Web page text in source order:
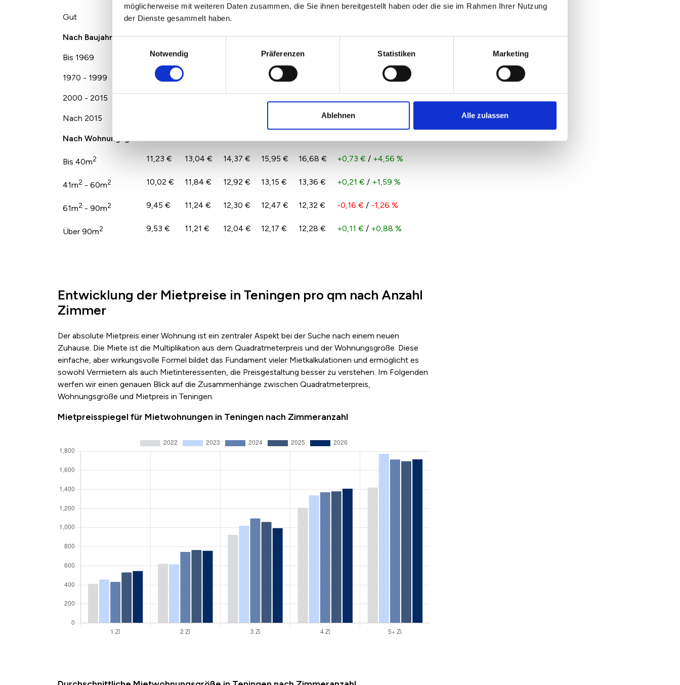
möglicherweise mit weiteren Daten zusammen, die Sie ihnen bereitgestellt haben oder die sie im Rahmen Ihrer Nutzung
der Dienste gesammelt haben.
Notwendig
Präferenzen Statistiken Marketing
Ablehnen Alle zulassen
Gut 11,63 € 13,39 € 15,05 €
Nach Baujahr
Bis 1969 10,06 € 11,33 € 12,55 € 12,63 € +0,67 %
1970 - 1999 9,54 € 12,24 € +0,06 %
2000 - 2015
Nach 2015 14,40 € +0,22 €
Nach Wohnungsgröße
Bis 40m2 11,23 € 13,04 € 14,37 € 15,95 € 16,68 € +0,73 € / +4,56 %
41m2 - 60m2 10,02 € 11,84 € 12,92 € 13,15 € 13,36 € +0,21 € / +1,59 %
61m2 - 90m2 9,45 € 11,24 € 12,30 € 12,47 € 12,32 € -0,16 € / -1,26 %
Über 90m2 9,53 € 11,21 € 12,04 € 12,17 € 12,28 € +0,11 € / +0,88 %
Entwicklung der Mietpreise in Teningen pro qm nach Anzahl
Zimmer
Der absolute Mietpreis einer Wohnung ist ein zentraler Aspekt bei der Suche nach einem neuen
Zuhause. Die Miete ist die Multiplikation aus dem Quadratmeterpreis und der Wohnungsgröße. Diese
einfache, aber wirkungsvolle Formel bildet das Fundament vieler Mietkalkulationen und ermöglicht es
sowohl Vermietern als auch Mietinteressenten, die Preisgestaltung besser zu verstehen. Im Folgenden
werfen wir einen genauen Blick auf die Zusammenhänge zwischen Quadratmeterpreis,
Wohnungsgröße und Mietpreis in Teningen.
Mietpreisspiegel für Mietwohnungen in Teningen nach Zimmeranzahl